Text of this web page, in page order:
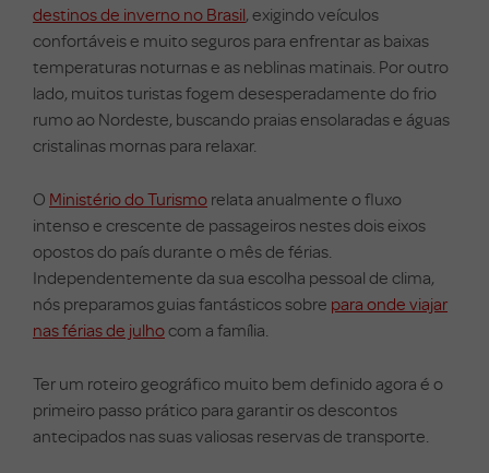
destinos de inverno no Brasil, exigindo veículos
confortáveis e muito seguros para enfrentar as baixas
temperaturas noturnas e as neblinas matinais. Por outro
lado, muitos turistas fogem desesperadamente do frio
rumo ao Nordeste, buscando praias ensolaradas e águas
cristalinas mornas para relaxar.
O Ministério do Turismo relata anualmente o fluxo
intenso e crescente de passageiros nestes dois eixos
opostos do país durante o mês de férias.
Independentemente da sua escolha pessoal de clima,
nós preparamos guias fantásticos sobre para onde viajar
nas férias de julhocom a família.
Ter um roteiro geográfico muito bem definido agora é o
primeiro passo prático para garantir os descontos
antecipados nas suas valiosas reservas de transporte.